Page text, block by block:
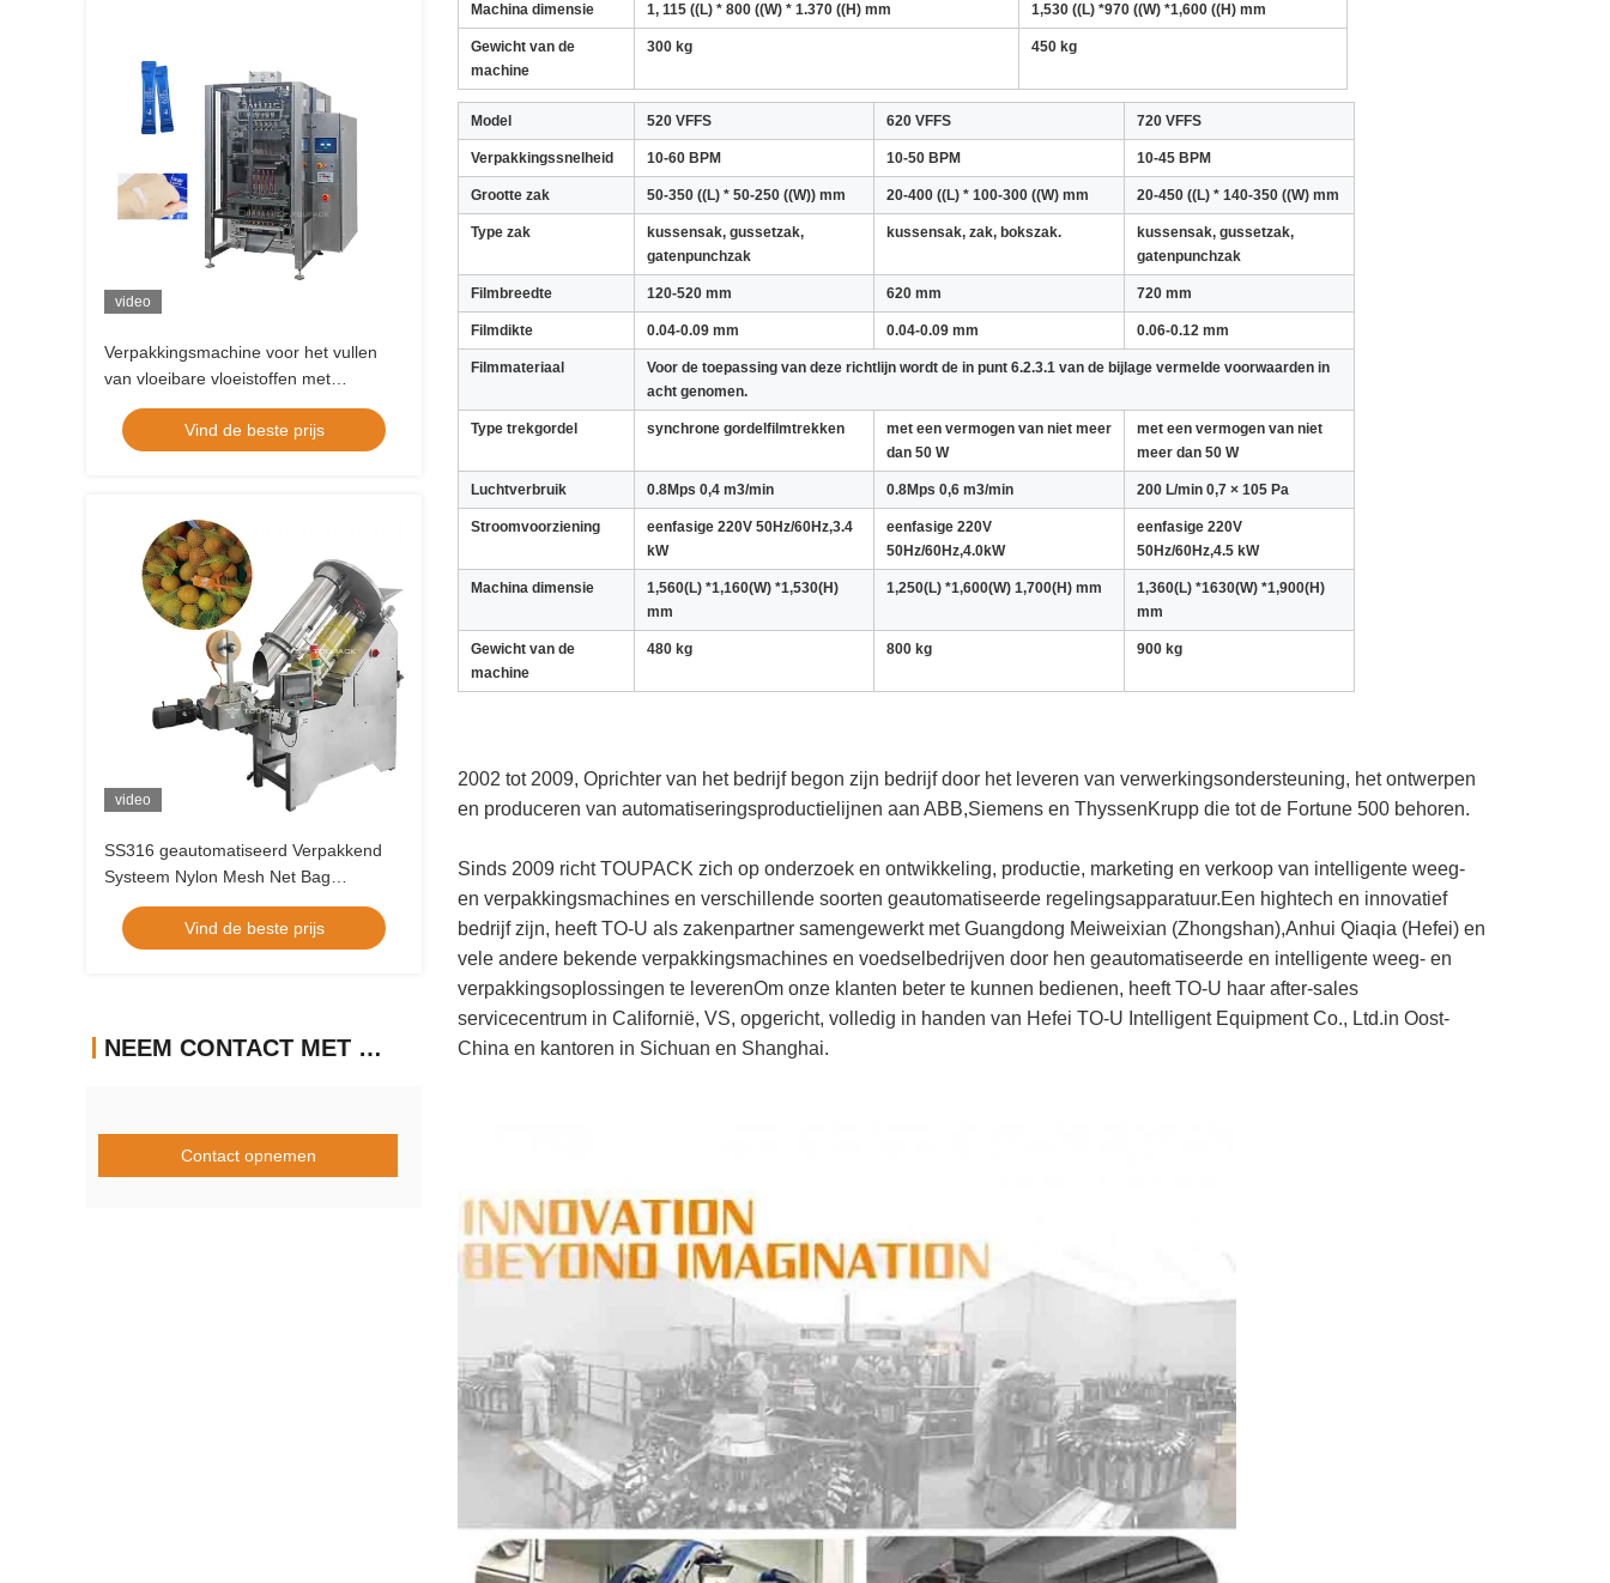
video
Verpakkingsmachine voor het vullen
van vloeibare vloeistoffen met
meerdere rijstroken
Vind de beste prijs
video
SS316 geautomatiseerd Verpakkend
Systeem Nylon Mesh Net Bag
Packaging Equipment
Vind de beste prijs
NEEM CONTACT MET ONS OP
Contact opnemen
Machina dimensie 1, 115 ((L) * 800 ((W) * 1.370 ((H) mm 1,530 ((L) *970 ((W) *1,600 ((H) mm
Gewicht van de
machine
300 kg 450 kg
Model 520 VFFS 620 VFFS 720 VFFS
Verpakkingssnelheid 10-60 BPM 10-50 BPM 10-45 BPM
Grootte zak 50-350 ((L) * 50-250 ((W)) mm 20-400 ((L) * 100-300 ((W) mm 20-450 ((L) * 140-350 ((W) mm
Type zak
kussensak, gussetzak,
gatenpunchzak
kussensak, zak, bokszak.
kussensak, gussetzak,
gatenpunchzak
Filmbreedte 120-520 mm 620 mm 720 mm
Filmdikte 0.04-0.09 mm 0.04-0.09 mm 0.06-0.12 mm
Filmmateriaal
Voor de toepassing van deze richtlijn wordt de in punt 6.2.3.1 van de bijlage vermelde voorwaarden in
acht genomen.
Type trekgordel synchrone gordelfilmtrekken
met een vermogen van niet meer
dan 50 W
met een vermogen van niet
meer dan 50 W
Luchtverbruik 0.8Mps 0,4 m3/min 0.8Mps 0,6 m3/min 200 L/min 0,7 × 105 Pa
Stroomvoorziening
eenfasige 220V 50Hz/60Hz,3.4
kW
eenfasige 220V
50Hz/60Hz,4.0kW
eenfasige 220V
50Hz/60Hz,4.5 kW
Machina dimensie
1,560(L) *1,160(W) *1,530(H)
mm
1,250(L) *1,600(W) 1,700(H) mm
1,360(L) *1630(W) *1,900(H)
mm
Gewicht van de
machine
480 kg 800 kg 900 kg
2002 tot 2009, Oprichter van het bedrijf begon zijn bedrijf door het leveren van verwerkingsondersteuning, het ontwerpen
en produceren van automatiseringsproductielijnen aan ABB,Siemens en ThyssenKrupp die tot de Fortune 500 behoren.
Sinds 2009 richt TOUPACK zich op onderzoek en ontwikkeling, productie, marketing en verkoop van intelligente weeg-
en verpakkingsmachines en verschillende soorten geautomatiseerde regelingsapparatuur.Een hightech en innovatief
bedrijf zijn, heeft TO-U als zakenpartner samengewerkt met Guangdong Meiweixian (Zhongshan),Anhui Qiaqia (Hefei) en
vele andere bekende verpakkingsmachines en voedselbedrijven door hen geautomatiseerde en intelligente weeg- en
verpakkingsoplossingen te leverenOm onze klanten beter te kunnen bedienen, heeft TO-U haar after-sales
servicecentrum in Californië, VS, opgericht, volledig in handen van Hefei TO-U Intelligent Equipment Co., Ltd.in Oost-
China en kantoren in Sichuan en Shanghai.